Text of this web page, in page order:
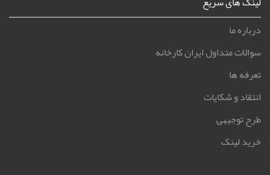
درباره ما
سوالات متداول ایران کارخانه
تعرفه ها
انتقاد و شکایات
طرح توجیهی
خرید لینک